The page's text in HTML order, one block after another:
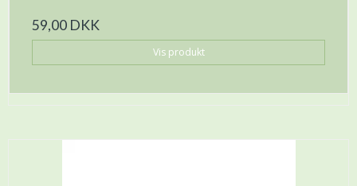
59,00 DKK
Vis produkt